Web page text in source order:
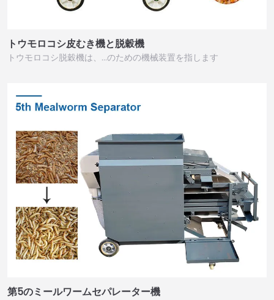
トウモロコシ皮むき機と脱穀機
トウモロコシ脱穀機は、…のための機械装置を指します
第5のミールワームセパレーター機